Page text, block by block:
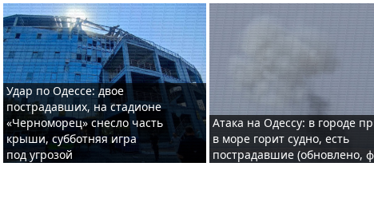
Удар по Одессе: двое
пострадавших, на стадионе
«Черноморец» снесло часть
крыши, субботняя игра
под угрозой
Атака на Одессу: в городе
в море горит судно, есть
пострадавшие (обновлено,